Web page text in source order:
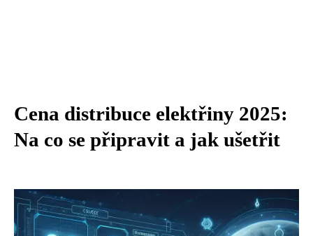
Cena distribuce elektřiny 2025:
Na co se připravit a jak ušetřit